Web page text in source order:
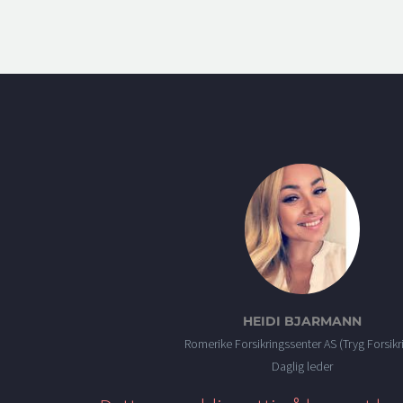
HEIDI BJARMANN
Romerike Forsikringssenter AS (Tryg
Daglig leder